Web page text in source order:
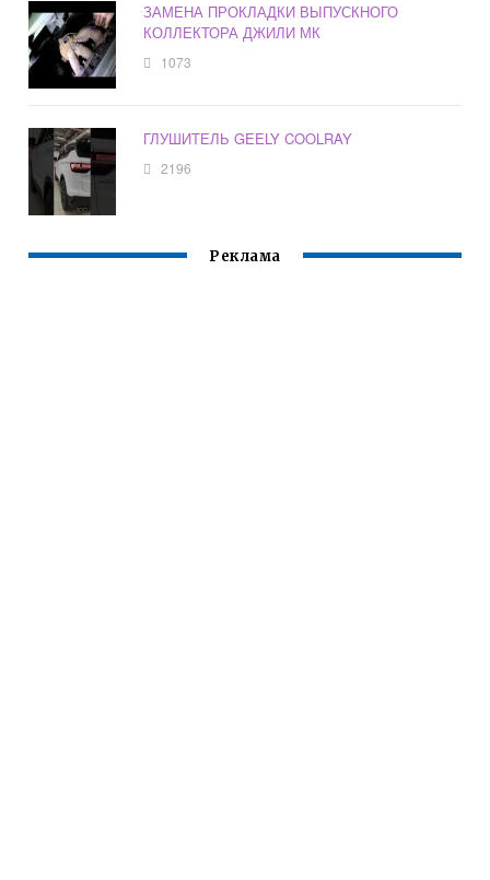
ЗАМЕНА ПРОКЛАДКИ ВЫПУСКНОГО
КОЛЛЕКТОРА ДЖИЛИ МК
1073
ГЛУШИТЕЛЬ GEELY COOLRAY
2196
Реклама